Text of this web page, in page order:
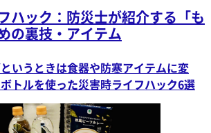
ハック：防災士が紹介する「も
の裏技・アイテム
というときは食器や防寒アイテムに変
トルを使った災害時ライフハック6選